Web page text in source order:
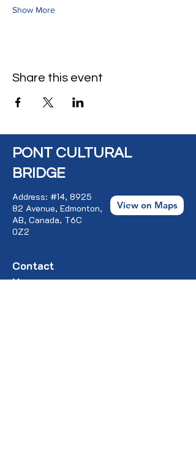
Show More
Share this event
PONT CULTURAL
BRIDGE
Address: #14, 8925
82 Avenue, Edmonton,
AB, Canada, T6C
0Z2
View on Maps
Contact
Us: